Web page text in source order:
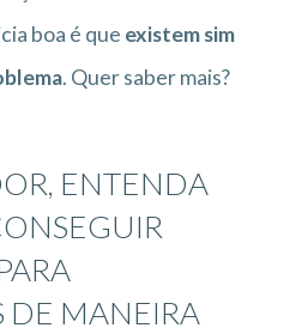
boa é que existem sim
. Quer saber mais?
ENTENDA
DE MANEIRA